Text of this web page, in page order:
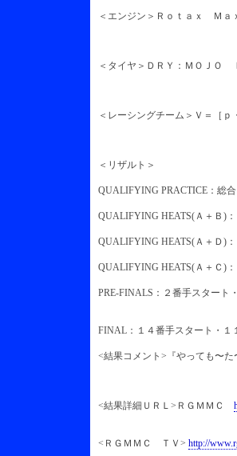
＜エンジン＞Ｒｏｔａｘ Ｍ
＜タイヤ＞ＤＲＹ：ＭＯＪ
＜レーシングチーム＞Ｖ＝［
＜リザルト＞
QUALIFYING PRACTICE：総
QUALIFYING HEATS(Ａ＋Ｂ)
QUALIFYING HEATS(Ａ＋Ｄ)
QUALIFYING HEATS(Ａ＋Ｃ)
PRE-FINALS：２番手スタート
FINAL：１４番手スタート・１
<結果コメント>『やっても〜た
<結果詳細ＵＲＬ>ＲＧＭＭＣ
<ＲＧＭＭＣ ＴＶ> http://